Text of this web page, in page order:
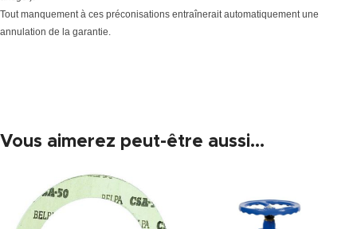
Tout manquement à ces préconisations entraînerait automatiquement une
annulation de la garantie.
Vous aimerez peut-être aussi…